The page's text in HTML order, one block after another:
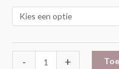
- +